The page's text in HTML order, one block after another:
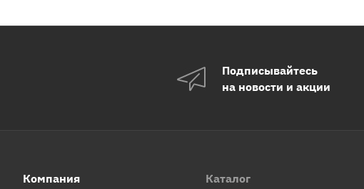
Подписывайтесь
на новости и акции
Компания Каталог